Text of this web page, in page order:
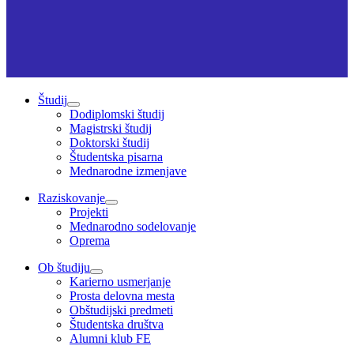
Študij
Dodiplomski študij
Magistrski študij
Doktorski študij
Študentska pisarna
Mednarodne izmenjave
Raziskovanje
Projekti
Mednarodno sodelovanje
Oprema
Ob študiju
Karierno usmerjanje
Prosta delovna mesta
Obštudijski predmeti
Študentska društva
Alumni klub FE